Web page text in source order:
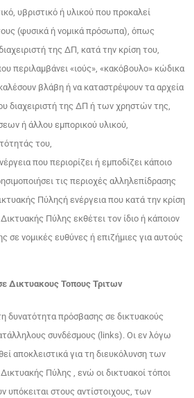
υβριστικό ή υλικού που προκαλεί
(φυσικά ή νομικά πρόσωπα), όπως
της ΔΠ, κατά την κρίση του,
περιλαμβάνει «ιούς», «κακόβουλο» κώδικα
βλάβη ή να καταστρέψουν τα αρχεία
διαχειριστή της ΔΠ ή των χρηστών της,
ή άλλου εμπορικού υλικού,
του,
που περιορίζει ή εμποδίζει κάποιο
τις περιοχές αλληλεπίδρασης
Πύληςή ενέργεια που κατά την κρίση
Πύλης εκθέτει τον ίδιο ή κάποιον
σε νομικές ευθύνες ή επιζήμιες για αυτούς
Δικτυακους Τοπους Τριτων
δυνατότητα πρόσβασης σε δικτυακούς
συνδέσμους (links). Οι εν λόγω
αποκλειστικά για τη διευκόλυνση των
Πύλης , ενώ οι δικτυακοί τόποι
υπόκειται στους αντίστοιχους, των